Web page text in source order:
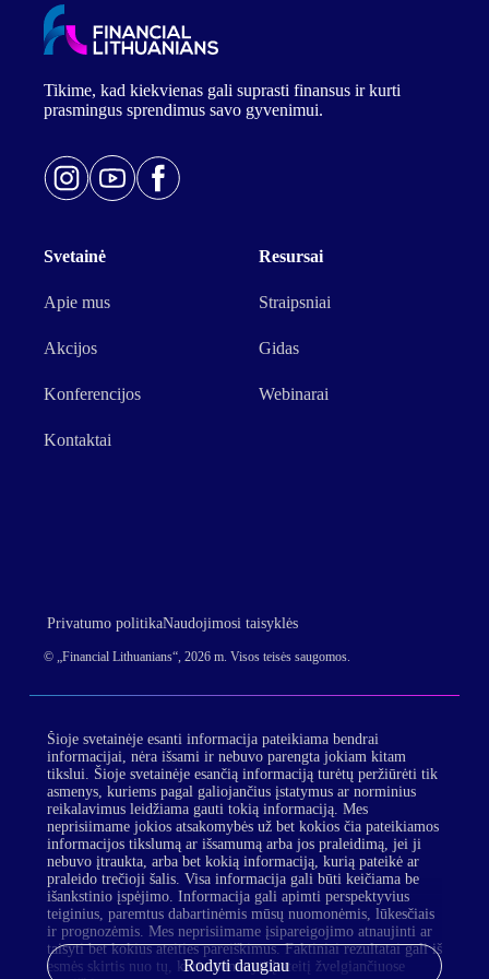
Tikime, kad kiekvienas gali suprasti finansus ir kurti
prasmingus sprendimus savo gyvenimui.
Svetainė
Apie mus
Akcijos
Konferencijos
Kontaktai
Resursai
Straipsniai
Gidas
Webinarai
Privatumo politikaNaudojimosi taisyklės
© „Financial Lithuanians“, 2026 m. Visos teisės saugomos.
Šioje svetainėje esanti informacija pateikiama bendrai
informacijai, nėra išsami ir nebuvo parengta jokiam kitam
tikslui. Šioje svetainėje esančią informaciją turėtų peržiūrėti tik
asmenys, kuriems pagal galiojančius įstatymus ar norminius
reikalavimus leidžiama gauti tokią informaciją. Mes
neprisiimame jokios atsakomybės už bet kokios čia pateikiamos
informacijos tikslumą ar išsamumą arba jos praleidimą, jei ji
nebuvo įtraukta, arba bet kokią informaciją, kurią pateikė ar
praleido trečioji šalis. Visa informacija gali būti keičiama be
išankstinio įspėjimo. Informacija gali apimti perspektyvius
teiginius, paremtus dabartinėmis mūsų nuomonėmis, lūkesčiais
ir prognozėmis. Mes neprisiimame įsipareigojimo atnaujinti ar
taisyti bet kokius ateities pareiškimus. Faktiniai rezultatai gali iš
esmės skirtis nuo tų, kurie numatyti į ateitį žvelgiančiuose
Rodyti daugiau